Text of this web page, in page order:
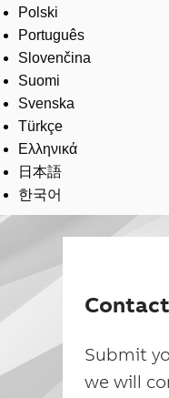
Polski
Português
Slovenčina
Suomi
Svenska
Türkçe
Ελληνικά
日本語
한국어
Submit
we will